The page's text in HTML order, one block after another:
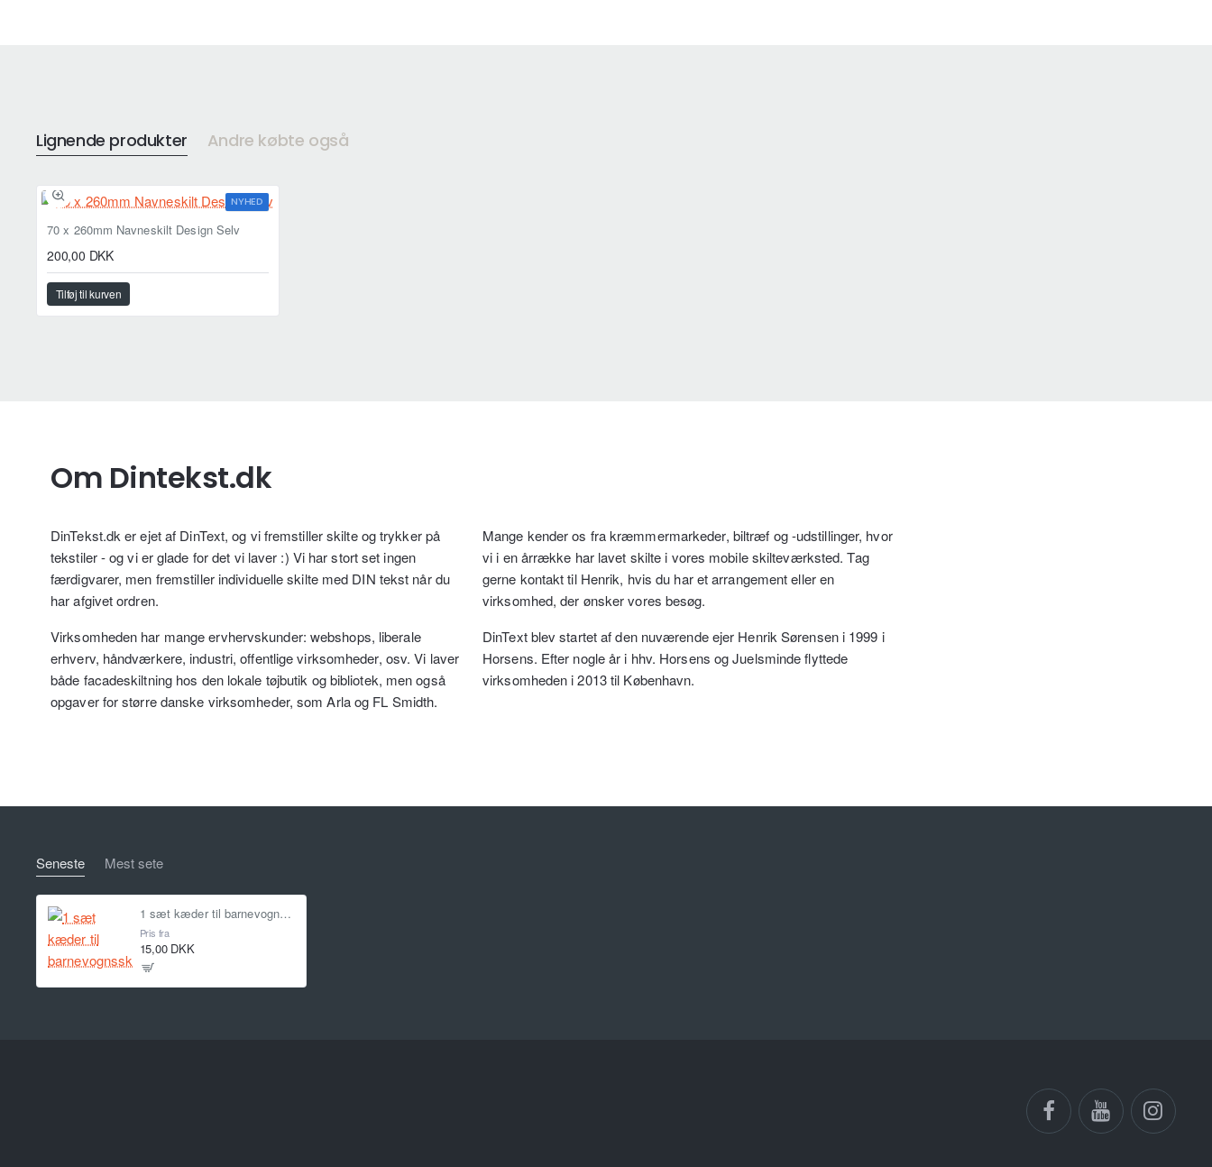
Lignende produkter Andre købte også
NYHED
70 x 260mm Navneskilt Design Selv
200,00 DKK
Tilføj til kurven
Om Dintekst.dk
DinTekst.dk er ejet af DinText, og vi fremstiller skilte og trykker på
tekstiler - og vi er glade for det vi laver :) Vi har stort set ingen
færdigvarer, men fremstiller individuelle skilte med DIN tekst når du
har afgivet ordren.
Virksomheden har mange ervhervskunder: webshops, liberale
erhverv, håndværkere, industri, offentlige virksomheder, osv. Vi laver
både facadeskiltning hos den lokale tøjbutik og bibliotek, men også
opgaver for større danske virksomheder, som Arla og FL Smidth.
Mange kender os fra kræmmermarkeder, biltræf og -udstillinger, hvor
vi i en årrække har lavet skilte i vores mobile skilteværksted. Tag
gerne kontakt til Henrik, hvis du har et arrangement eller en
virksomhed, der ønsker vores besøg.
DinText blev startet af den nuværende ejer Henrik Sørensen i 1999 i
Horsens. Efter nogle år i hhv. Horsens og Juelsminde flyttede
virksomheden i 2013 til København.
Seneste Mest sete
1 sæt kæder til barnevognsskilt
Pris fra
15,00 DKK